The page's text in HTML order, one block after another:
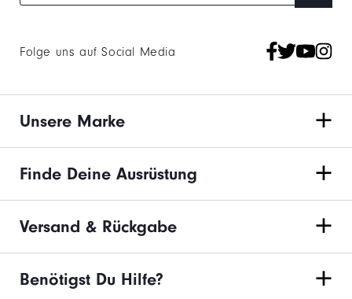
Folge uns auf Social Media
Unsere Marke
Finde Deine Ausrüstung
Versand & Rückgabe
Benötigst Du Hilfe?